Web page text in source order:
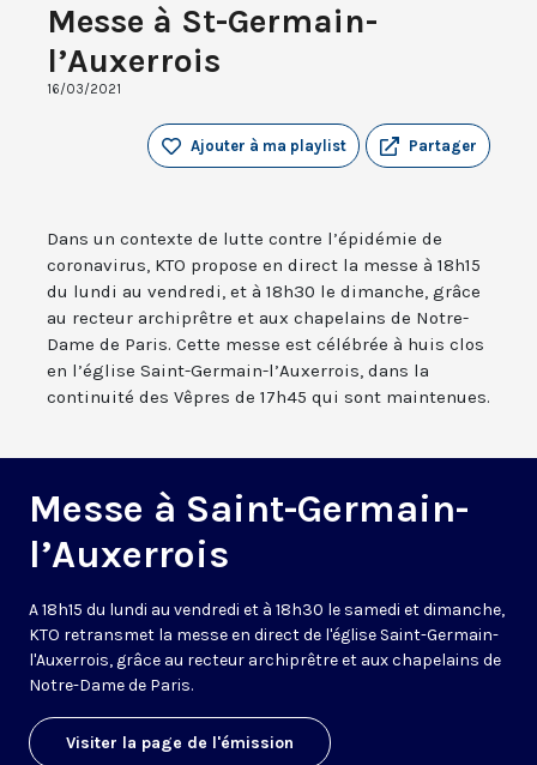
Messe à St-Germain-
l’Auxerrois
16/03/2021
Partager
Ajouter à ma playlist
Dans un contexte de lutte contre l’épidémie de
coronavirus, KTO propose en direct la messe à 18h15
du lundi au vendredi, et à 18h30 le dimanche, grâce
au recteur archiprêtre et aux chapelains de Notre-
Dame de Paris. Cette messe est célébrée à huis clos
en l’église Saint-Germain-l’Auxerrois, dans la
continuité des Vêpres de 17h45 qui sont maintenues.
Messe à Saint-Germain-
l’Auxerrois
A 18h15 du lundi au vendredi et à 18h30 le samedi et dimanche,
KTO retransmet la messe en direct de l'église Saint-Germain-
l'Auxerrois, grâce au recteur archiprêtre et aux chapelains de
Notre-Dame de Paris.
Visiter la page de l'émission